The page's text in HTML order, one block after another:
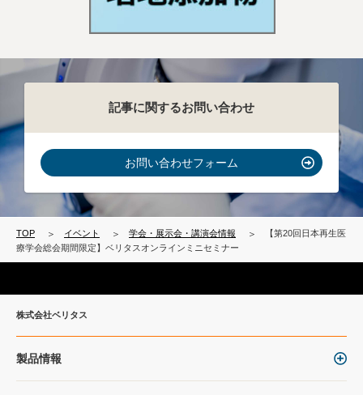
記事に関するお問い合わせ
お問い合わせフォーム
TOP イベント 学会・展示会・講演会情報
【第20回日本再生医
療学会総会期間限定】ベリタスオンラインミニセミナー
株式会社ベリタス
製品情報